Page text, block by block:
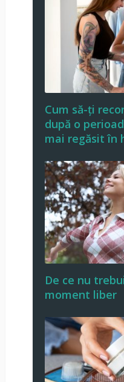
Cum să-ți
după o
mai regăsit în
De ce nu
moment liber